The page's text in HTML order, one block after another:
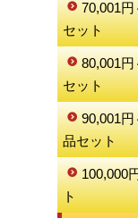
70,001
セット
80,001
セット
90,001
品セット
100,000
ト